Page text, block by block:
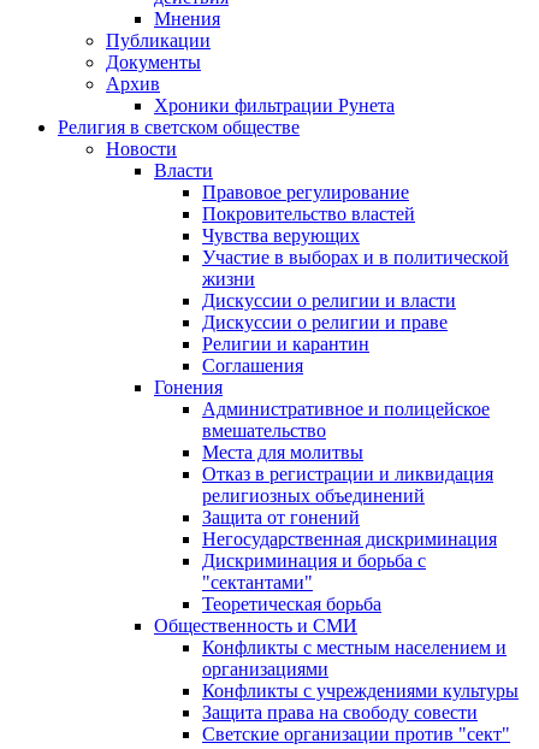
Мнения
Публикации
Документы
Архив
Хроники фильтрации Рунета
Религия в светском обществе
Новости
Власти
Правовое регулирование
Покровительство властей
Чувства верующих
Участие в выборах и в политической
жизни
Дискуссии о религии и власти
Дискуссии о религии и праве
Религии и карантин
Соглашения
Гонения
Административное и полицейское
вмешательство
Места для молитвы
Отказ в регистрации и ликвидация
религиозных объединений
Защита от гонений
Негосударственная дискриминация
Дискриминация и борьба с
"сектантами"
Теоретическая борьба
Общественность и СМИ
Конфликты с местным населением и
организациями
Конфликты с учреждениями культуры
Защита права на свободу совести
Светские организации против "сект"